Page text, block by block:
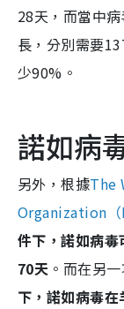
28天，而當中
長，分別需要
少90%。
諾如病
另外，根據The
Organization（
件下，諾如病毒
70天 。而在另
下，諾如病毒